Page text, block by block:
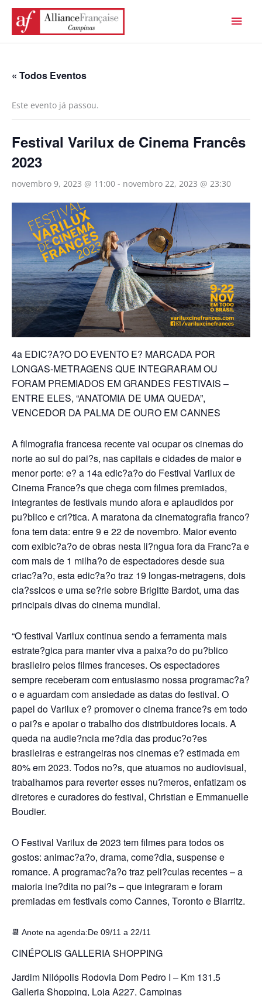
para
« Todos Eventos
Este evento já passou.
Festival Varilux de Cinema Francês
2023
novembro 9, 2023 @ 11:00 - novembro 22, 2023 @ 23:30
4a EDIC?A?O DO EVENTO E? MARCADA POR
LONGAS-METRAGENS QUE INTEGRARAM OU
FORAM PREMIADOS EM GRANDES FESTIVAIS –
ENTRE ELES, “ANATOMIA DE UMA QUEDA”,
VENCEDOR DA PALMA DE OURO EM CANNES
A filmografia francesa recente vai ocupar os cinemas do
norte ao sul do pai?s, nas capitais e cidades de maior e
menor porte: e? a 14a edic?a?o do Festival Varilux de
Cinema France?s que chega com filmes premiados,
integrantes de festivais mundo afora e aplaudidos por
pu?blico e cri?tica. A maratona da cinematografia franco?
fona tem data: entre 9 e 22 de novembro. Maior evento
com exibic?a?o de obras nesta li?ngua fora da Franc?a e
com mais de 1 milha?o deespectadores desde sua
criac?a?o, esta edic?a?o traz 19 longas-metragens, dois
cla?ssicos e umase?rie sobre Brigitte Bardot, uma das
principais divas do cinema mundial.
“O festival Varilux continua sendo a ferramenta mais
estrate?gica para manter viva a paixa?o do pu?blico
brasileiro pelos filmes franceses. Os espectadores
sempre receberam com entusiasmo nossa programac?a?
o e aguardam com ansiedade as datas do festival. O
papel do Varilux e? promover o cinema france?s em todo
o pai?s e apoiar o trabalho dos distribuidores locais. A
queda na audie?ncia me?dia das produc?o?es
brasileiras e estrangeiras nos cinemas e? estimada em
80% em 2023. Todos no?s, que atuamos no audiovisual,
trabalhamos para reverter esses nu?meros, enfatizam os
diretores e curadores do festival, Christian e Emmanuelle
Boudier.
O Festival Varilux de 2023 tem filmes para todos os
gostos: animac?a?o, drama, come?dia, suspense e
romance. A programac?a?o traz peli?culas recentes – a
maioria ine?dita no pai?s – que integraram e foram
premiadas em festivais como Cannes, Toronto e Biarritz.
📆 Anote na agenda: De 09/11 a 22/11
CINÉPOLIS GALLERIA SHOPPING
Jardim Nilópolis Rodovia Dom Pedro I – Km 131.5
Galleria Shopping, Loja A227, Campinas